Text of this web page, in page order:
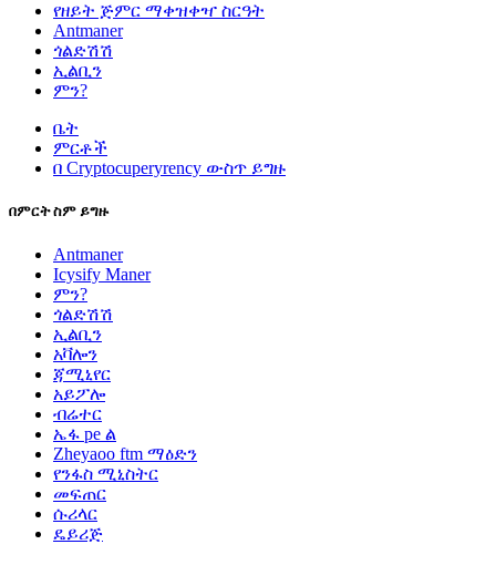
የዘይት ጅምር ማቀዝቀዣ ስርዓት
Antmaner
ጎልድሽሽ
ኢልቢን
ምን?
ቤት
ምርቶች
በ Cryptocuperyrency ውስጥ ይግዙ
በምርት ስም ይግዙ
Antmaner
Icysify Maner
ምን?
ጎልድሽሽ
ኢልቢን
አቫሎን
ጃሚኒየር
አይፖሎ
ብሬተር
ኤፋ pe ል
Zheyaoo ftm ማዕድን
የንፋስ ሚኒስትር
መፍጠር
ሱሪላር
ዴይሪጅ